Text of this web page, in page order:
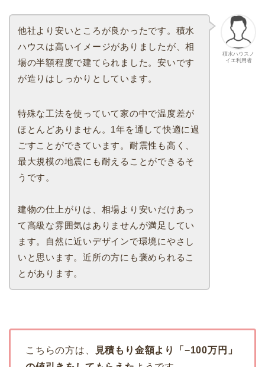
積水ハウスノ
イエ利用者
他社より安いところが良かったです。積水
ハウスは高いイメージがありましたが、相
場の半額程度で建てられました。安いです
が造りはしっかりとしています。
特殊な工法を使っていて家の中で温度差が
ほとんどありません。1年を通して快適に過
ごすことができています。耐震性も高く、
最大規模の地震にも耐えることができるそ
うです。
建物の仕上がりは、相場より安いだけあっ
て高級な雰囲気はありませんが満足してい
ます。自然に近いデザインで環境にやさし
いと思います。近所の方にも褒められるこ
とがあります。
こちらの方は、
見積もり金額より「−100万円」